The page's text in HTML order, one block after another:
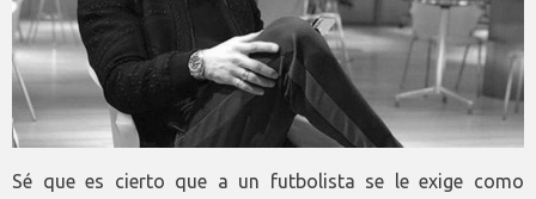
Sé que es cierto que a un futbolista se le exige como